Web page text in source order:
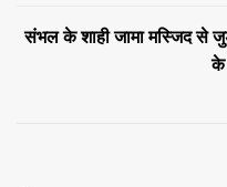
संभल के शाही जामा मस्जिद से
के